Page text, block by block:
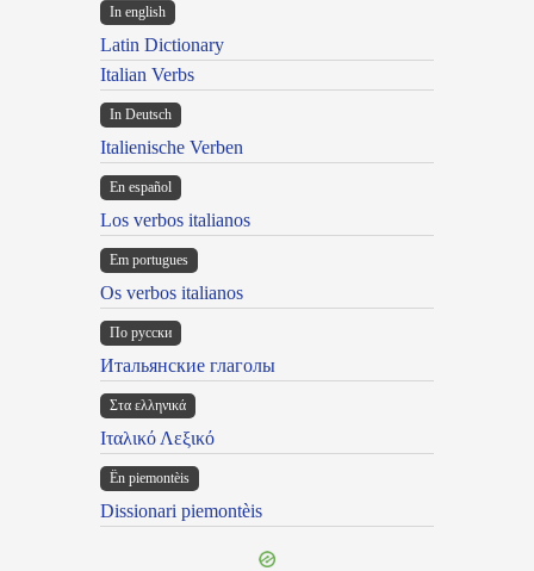
In english
Latin Dictionary
Italian Verbs
In Deutsch
Italienische Verben
En español
Los verbos italianos
Em portugues
Os verbos italianos
По русски
Итальянские глаголы
Στα ελληνικά
Ιταλικό Λεξικό
Ën piemontèis
Dissionari piemontèis